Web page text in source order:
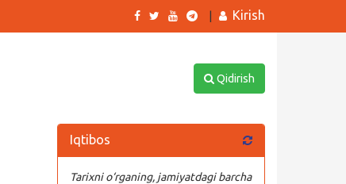
Kirish
Qidirish
Iqtibos
Tarixni o‘rganing, jamiyatdagi barcha